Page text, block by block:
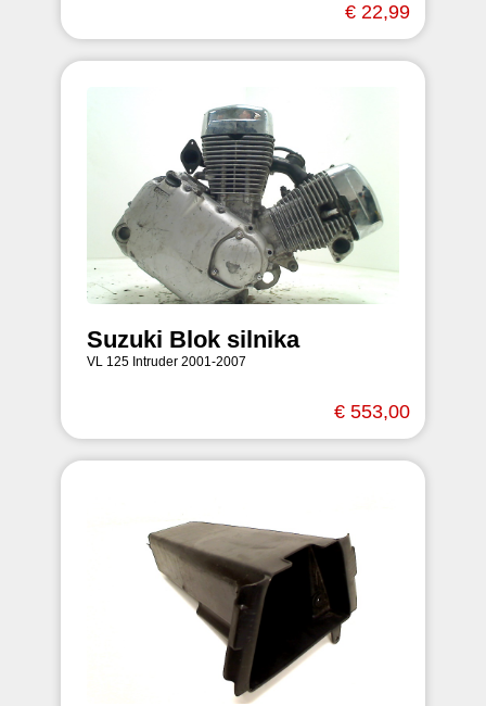
€ 22,99
Suzuki Blok silnika
VL 125 Intruder 2001-2007
€ 553,00